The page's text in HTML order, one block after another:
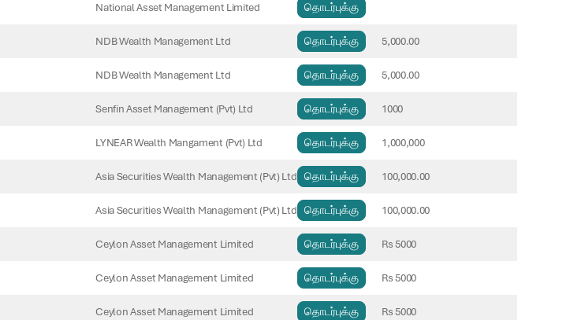
National Asset Management Limited தொடர்புக்கு
NDB Wealth Management Ltd தொடர்புக்கு 5,000.00
NDB Wealth Management Ltd தொடர்புக்கு 5,000.00
Senfin Asset Management (Pvt) Ltd தொடர்புக்கு 1000
LYNEAR Wealth Mangament (Pvt) Ltd தொடர்புக்கு 1,000,000
Asia Securities Wealth Management (Pvt) Ltd தொடர்புக்கு 100,000.00
Asia Securities Wealth Management (Pvt) Ltd தொடர்புக்கு 100,000.00
Ceylon Asset Management Limited தொடர்புக்கு Rs 5000
Ceylon Asset Management Limited தொடர்புக்கு Rs 5000
Ceylon Asset Management Limited தொடர்புக்கு Rs 5000